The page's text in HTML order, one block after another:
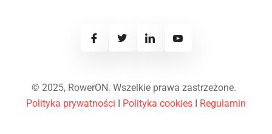
© 2025, RowerON. Wszelkie prawa zastrzeżone.
Polityka prywatności I Polityka cookies I Regulamin